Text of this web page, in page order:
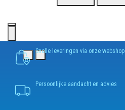
Snelle leveringen via onze webshop
Persoonlijke aandacht en advies